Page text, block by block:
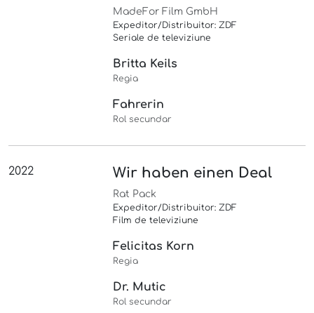
MadeFor Film GmbH
Expeditor/Distribuitor: ZDF
Seriale de televiziune
Britta Keils
Regia
Fahrerin
Rol secundar
2022 Wir haben einen Deal
Rat Pack
Expeditor/Distribuitor: ZDF
Film de televiziune
Felicitas Korn
Regia
Dr. Mutic
Rol secundar